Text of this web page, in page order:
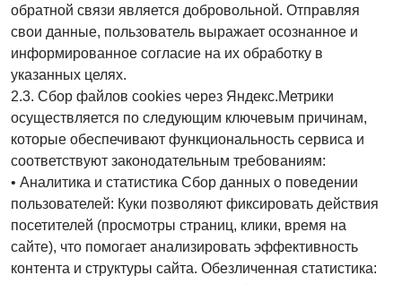
обратной связи является добровольной. Отправляя
свои данные, пользователь выражает осознанное и
информированное согласие на их обработку в
указанных целях.
2.3. Сбор файлов cookies через Яндекс.Метрики
осуществляется по следующим ключевым причинам,
которые обеспечивают функциональность сервиса и
соответствуют законодательным требованиям:
• Аналитика и статистика Сбор данных о поведении
пользователей: Куки позволяют фиксировать действия
посетителей (просмотры страниц, клики, время на
сайте), что помогает анализировать эффективность
контента и структуры сайта. Обезличенная статистика: